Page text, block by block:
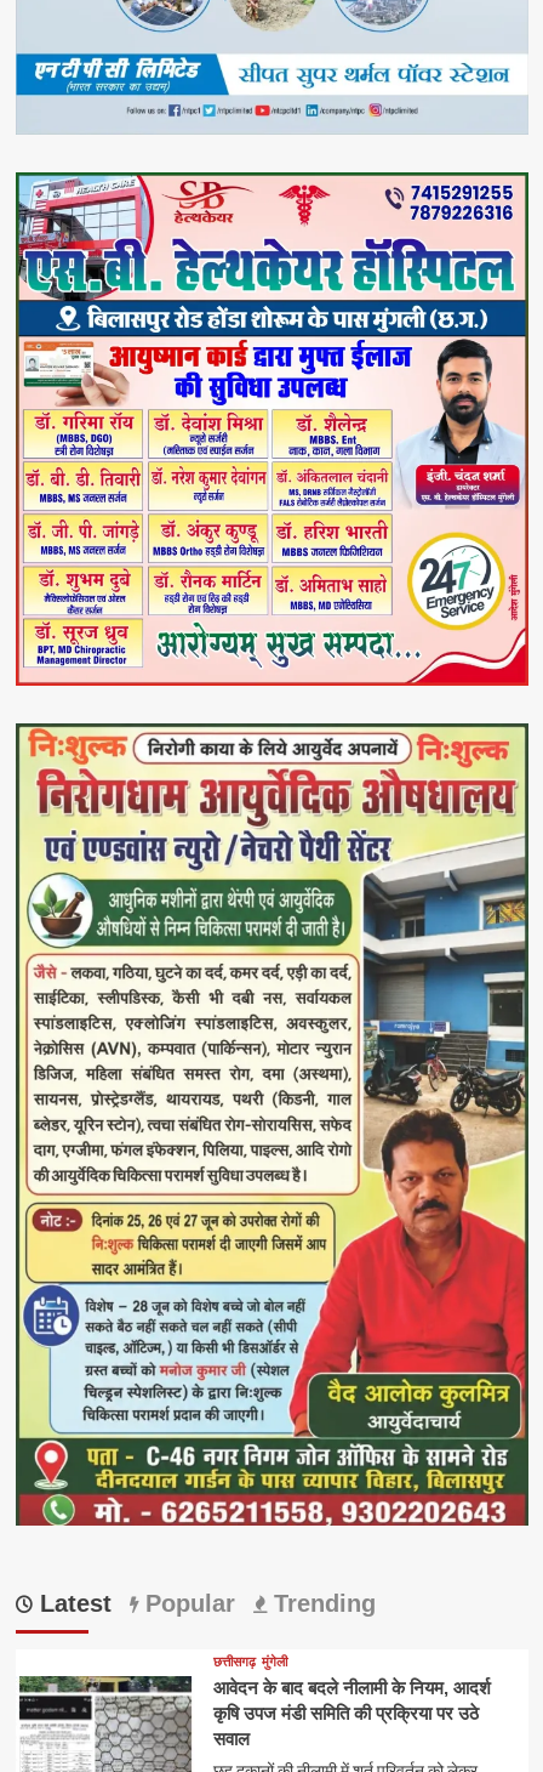
Latest Popular Trending
छत्तीसगढ़ मुंगेली
आवेदन के बाद बदले नीलामी के नियम, आदर्श
कृषि उपज मंडी समिति की प्रक्रिया पर उठे
सवाल